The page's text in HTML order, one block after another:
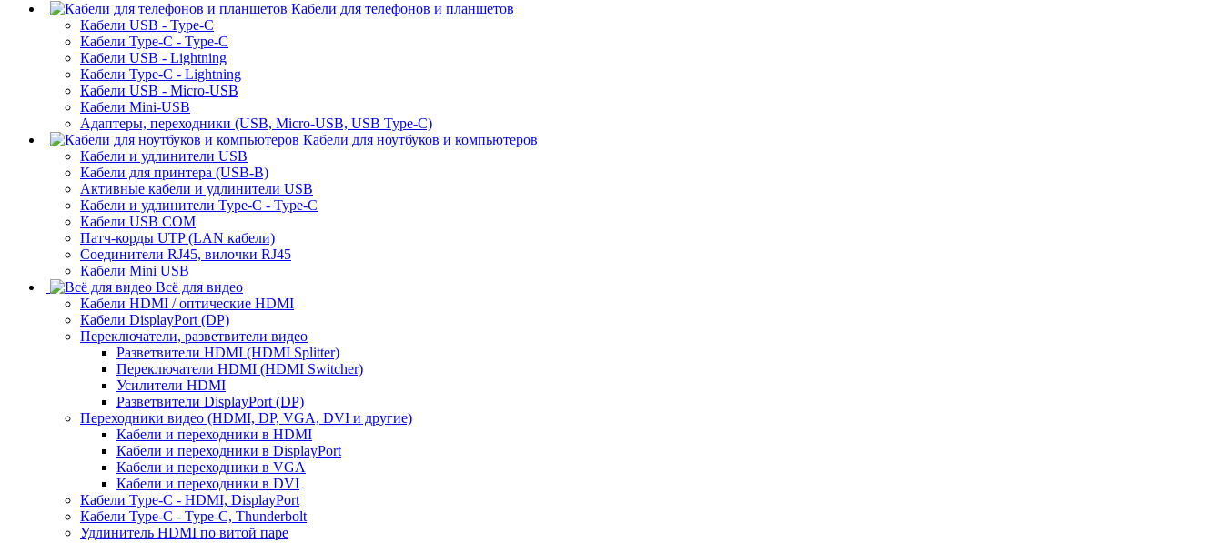
Кабели для телефонов и планшетов
Кабели USB - Type-C
Кабели Type-C - Type-C
Кабели USB - Lightning
Кабели Type-C - Lightning
Кабели USB - Micro-USB
Кабели Mini-USB
Адаптеры, переходники (USB, Micro-USB, USB Type-C)
Кабели для ноутбуков и компьютеров
Кабели и удлинители USB
Кабели для принтера (USB-B)
Активные кабели и удлинители USB
Кабели и удлинители Type-C - Type-C
Кабели USB COM
Патч-корды UTP (LAN кабели)
Соединители RJ45, вилочки RJ45
Кабели Mini USB
Всё для видео
Кабели HDMI / оптические HDMI
Кабели DisplayPort (DP)
Переключатели, разветвители видео
Разветвители HDMI (HDMI Splitter)
Переключатели HDMI (HDMI Switcher)
Усилители HDMI
Разветвители DisplayPort (DP)
Переходники видео (HDMI, DP, VGA, DVI и другие)
Кабели и переходники в HDMI
Кабели и переходники в DisplayPort
Кабели и переходники в VGA
Кабели и переходники в DVI
Кабели Type-C - HDMI, DisplayPort
Кабели Type-C - Type-C, Thunderbolt
Удлинитель HDMI по витой паре